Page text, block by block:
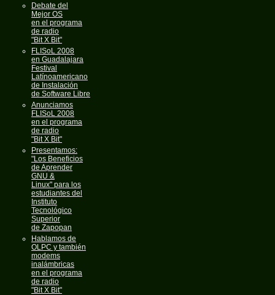
Debate del
Mejor OS
en el programa
de radio
"Bit X Bit"
FLISoL 2008
en Guadalajara
Festival
Latínoamericano
de Instalación
de Software Libre
Anunciamos
FLISoL 2008
en el programa
de radio
"Bit X Bit"
Presentamos:
"Los Beneficios
de Aprender
GNU &
Linux" para los
estudiantes del
Instituto
Tecnológico
Superior
de Zapopan
Hablamos de
OLPC y también
modems
inalámbricas
en el programa
de radio
"Bit X Bit"